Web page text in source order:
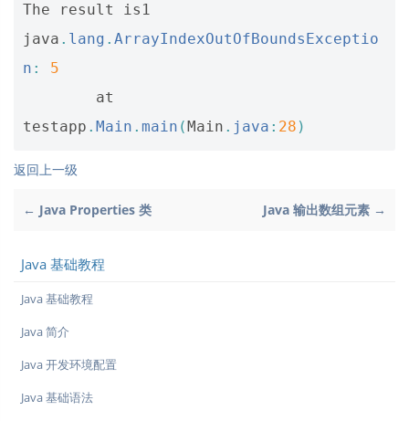
The result
is1
java . lang . ArrayIndexOutOfBoundsExceptio
n :
5
at
testapp . Main . main (Main . java : 28 )
返回上一级
← Java Properties 类 Java 输出数组元素 →
Java 基础教程
Java 基础教程
Java 简介
Java 开发环境配置
Java 基础语法